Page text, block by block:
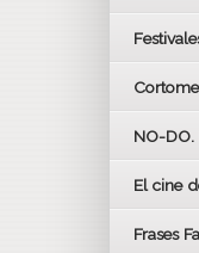
LOS
NO-DO.
El cine
Frases